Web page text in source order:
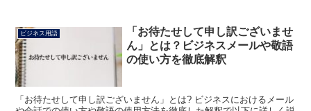
ビジネス用語
「お待たせして申し訳ございませ
ん」とは？ビジネスメールや敬語
の使い方を徹底解釈
「お待たせして申し訳ございません」とは? ビジネスにおけるメール